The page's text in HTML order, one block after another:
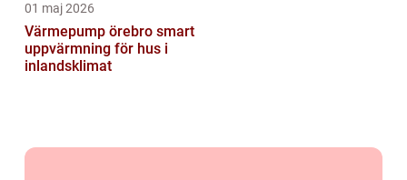
01 maj 2026
Värmepump örebro smart
uppvärmning för hus i
inlandsklimat